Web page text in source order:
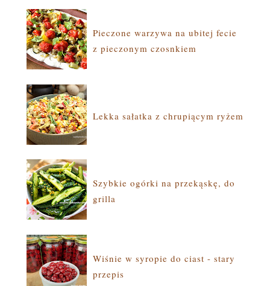
Pieczone warzywa na ubitej fecie
z pieczonym czosnkiem
Lekka sałatka z chrupiącym ryżem
Szybkie ogórki na przekąskę, do
grilla
Wiśnie w syropie do ciast - stary
przepis